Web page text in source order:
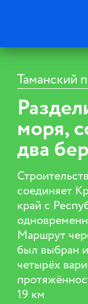
Таманский
моря,
два
соединяет
край с
Маршрут
был выбран
четырёх
19 км